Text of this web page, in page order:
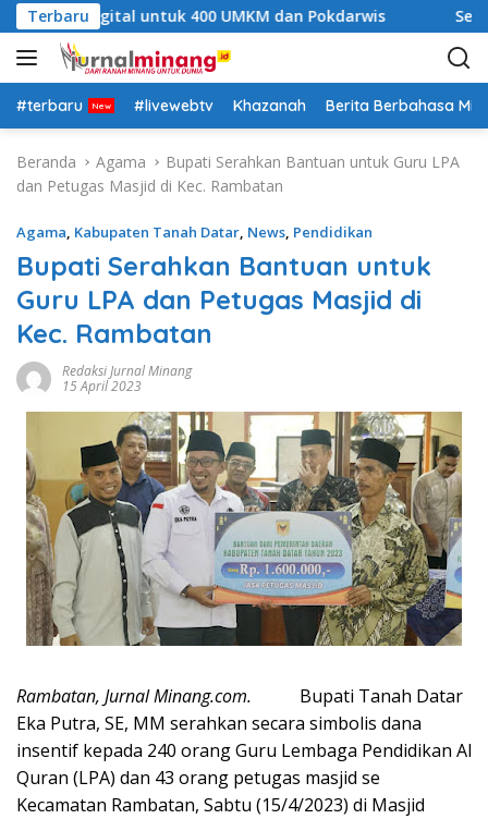
a
g
u
Terbaru
Digital untuk 400 UMKM dan Pokdarwis
#terbaru #livewebtv Khazanah Berita Berbahasa
Beranda Agama
Bupati Serahkan Bantuan untuk Guru LPA
dan Petugas Masjid di Kec. Rambatan
Agama, Kabupaten Tanah Datar, News, Pendidikan
Bupati Serahkan Bantuan untuk
Guru LPA dan Petugas Masjid di
Kec. Rambatan
Redaksi Jurnal Minang
15 April 2023
Rambatan, Jurnal Minang.com.
Bupati Tanah Datar
Eka Putra, SE, MM serahkan secara simbolis dana
insentif kepada 240 orang Guru Lembaga Pendidikan Al
Quran (LPA) dan 43 orang petugas masjid se
Kecamatan Rambatan, Sabtu (15/4/2023) di Masjid